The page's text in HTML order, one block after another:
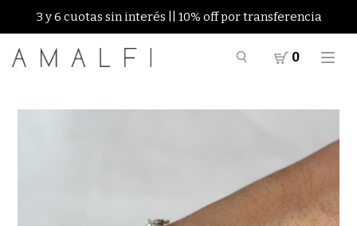
3 y 6 cuotas sin interés || 10% off por transferencia
0